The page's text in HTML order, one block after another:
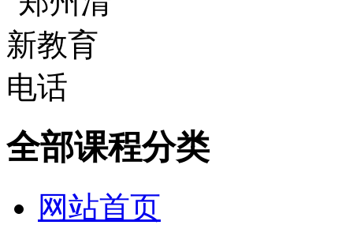
全部课程分类
网站首页